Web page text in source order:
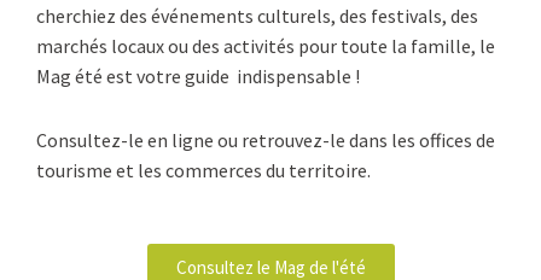
cherchiez des événements culturels, des festivals, des
marchés locaux ou des activités pour toute la famille, le
Mag été est votre guide indispensable !
Consultez-le en ligne ou retrouvez-le dans les offices de
tourisme et les commerces du territoire.
Consultez le Mag de l'été